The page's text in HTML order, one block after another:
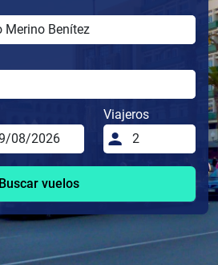
Viajeros
Buscar vuelos